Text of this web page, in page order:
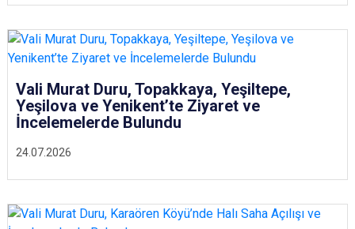
24.07.2026
Vali Murat Duru, Topakkaya, Yeşiltepe,
Yeşilova ve Yenikent’te Ziyaret ve
İncelemelerde Bulundu